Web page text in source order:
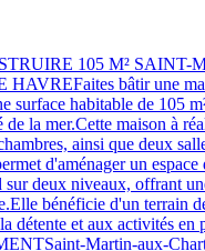
105 M² SAINT-
bâtir une
surface habitable de 105
de la mer.Cette maison à
ainsi que deux
d'aménager un espace
sur deux niveaux, offrant
bénéficie d'un terrain
détente et aux activités en
Martin-aux-